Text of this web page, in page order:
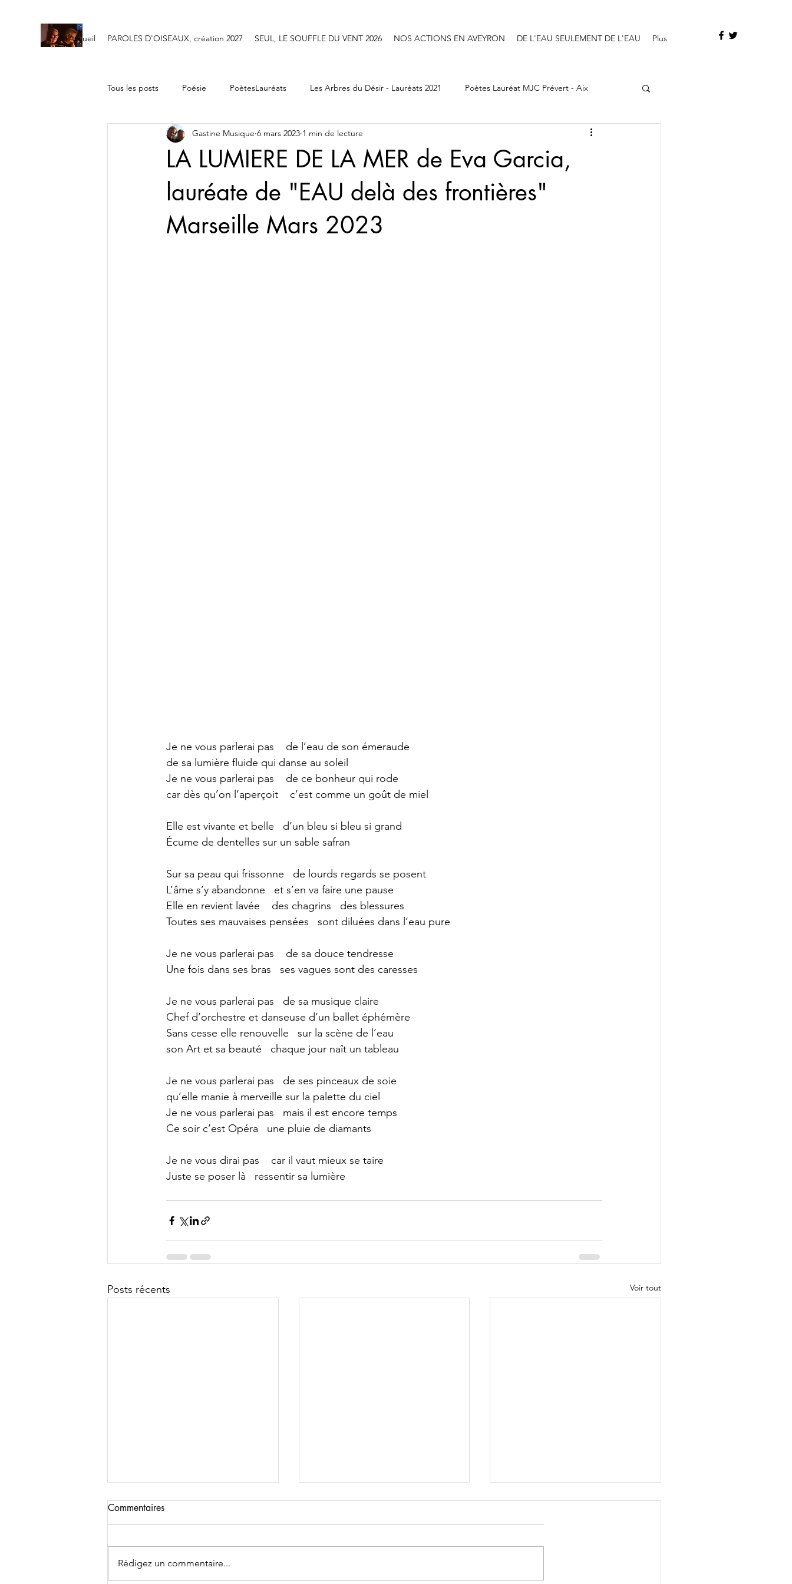
Accueil PAROLES D'OISEAUX, création 2027 SEUL, LE SOUFFLE DU VENT 2026 NOS ACTIONS EN AVEYRON DE L'EAU SEULEMENT DE L'EAU Plus
Tous les posts Poésie PoètesLauréats Les Arbres du Désir - Lauréats 2021 Poètes Lauréat MJC Prévert - Aix
Les Poètes de l'AUBRAC 2025 Poetes Les Pennes Mirabeau 2026
LA LUMIERE DE LA MER de Eva Garcia,
lauréate de "EAU delà des frontières"
Marseille Mars 2023
Gastine Musique 6 mars 2023 1 min de lecture
Je ne vous parlerai pas    de l’eau de son émeraude
de sa lumière fluide qui danse au soleil
Je ne vous parlerai pas    de ce bonheur qui rode
car dès qu’on l’aperçoit    c’est comme un goût de miel
Elle est vivante et belle   d’un bleu si bleu si grand
Écume de dentelles sur un sable safran
Sur sa peau qui frissonne   de lourds regards se posent
L’âme s’y abandonne   et s’en va faire une pause
Elle en revient lavée    des chagrins   des blessures
Toutes ses mauvaises pensées   sont diluées dans l’eau pure
Je ne vous parlerai pas    de sa douce tendresse
Une fois dans ses bras   ses vagues sont des caresses
Je ne vous parlerai pas   de sa musique claire
Chef d’orchestre et danseuse d’un ballet éphémère
Sans cesse elle renouvelle   sur la scène de l’eau
son Art et sa beauté   chaque jour naît un tableau
Je ne vous parlerai pas   de ses pinceaux de soie
qu’elle manie à merveille sur la palette du ciel
Je ne vous parlerai pas   mais il est encore temps
Ce soir c’est Opéra   une pluie de diamants
Je ne vous dirai pas    car il vaut mieux se taire
Juste se poser là   ressentir sa lumière
Posts récents Voir tout
Commentaires
Rédigez un commentaire...